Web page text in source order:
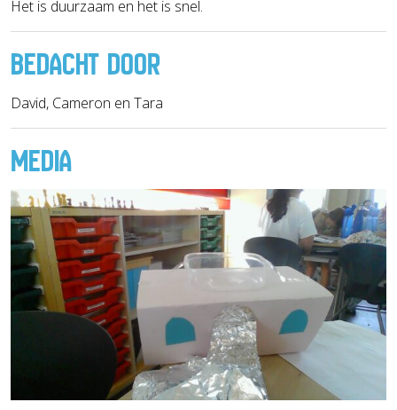
Het is duurzaam en het is snel.
BEDACHT DOOR
David, Cameron en Tara
MEDIA